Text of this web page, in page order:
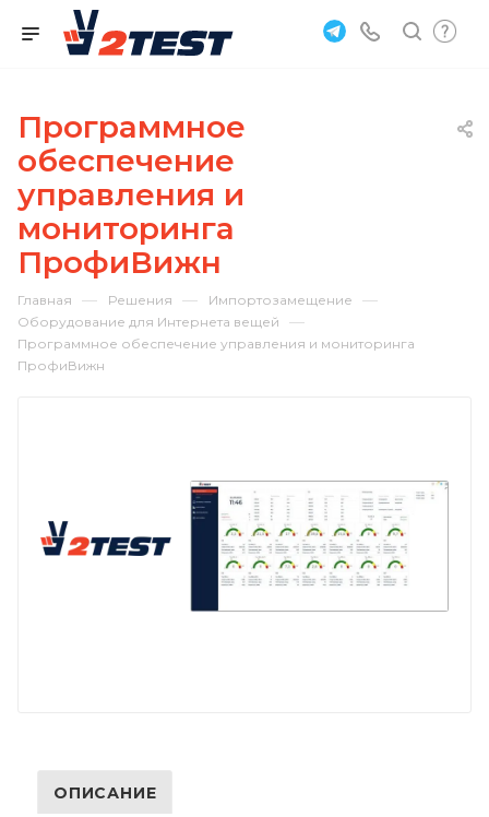
Программное
обеспечение
управления и
мониторинга
ПрофиВижн
Главная — Решения — Импортозамещение —
Оборудование для Интернета вещей —
Программное обеспечение управления и мониторинга
ПрофиВижн
ОПИСАНИЕ